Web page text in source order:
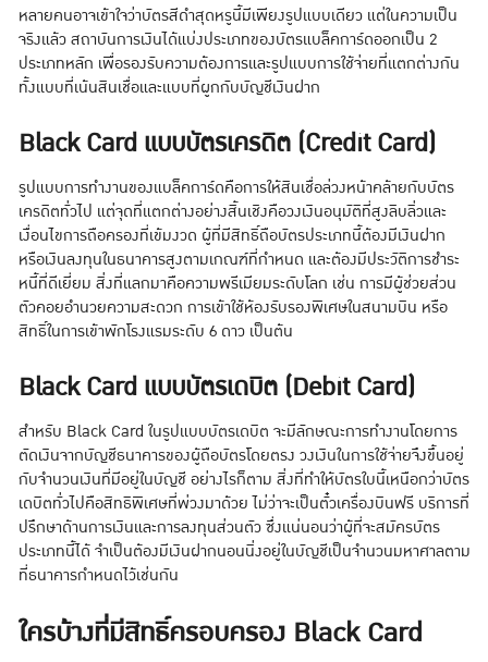
หลายคนอาจเข้าใจว่าบัตรสีดำสุดหรูนี้มีเพียงรูปแบบเดียว แต่ในความเป็น
จริงแล้ว สถาบันการเงินได้แบ่งประเภทของบัตรแบล็คการ์ดออกเป็น 2
ประเภทหลัก เพื่อรองรับความต้องการและรูปแบบการใช้จ่ายที่แตกต่างกัน
ทั้งแบบที่เน้นสินเชื่อและแบบที่ผูกกับบัญชีเงินฝาก
Black Card แบบบัตรเครดิต (Credit Card)
รูปแบบการทำงานของแบล็คการ์ดคือการให้สินเชื่อล่วงหน้าคล้ายกับบัตร
เครดิตทั่วไป แต่จุดที่แตกต่างอย่างสิ้นเชิงคือวงเงินอนุมัติที่สูงลิบลิ่วและ
เงื่อนไขการถือครองที่เข้มงวด ผู้ที่มีสิทธิ์ถือบัตรประเภทนี้ต้องมีเงินฝาก
หรือเงินลงทุนในธนาคารสูงตามเกณฑ์ที่กำหนด และต้องมีประวัติการชำระ
หนี้ที่ดีเยี่ยม สิ่งที่แลกมาคือความพรีเมียมระดับโลก เช่น การมีผู้ช่วยส่วน
ตัวคอยอำนวยความสะดวก การเข้าใช้ห้องรับรองพิเศษในสนามบิน หรือ
สิทธิ์ในการเข้าพักโรงแรมระดับ 6 ดาว เป็นต้น
Black Card แบบบัตรเดบิต (Debit Card)
สำหรับ Black Card ในรูปแบบบัตรเดบิต จะมีลักษณะการทำงานโดยการ
ตัดเงินจากบัญชีธนาคารของผู้ถือบัตรโดยตรง วงเงินในการใช้จ่ายจึงขึ้นอยู่
กับจำนวนเงินที่มีอยู่ในบัญชี อย่างไรก็ตาม สิ่งที่ทำให้บัตรใบนี้เหนือกว่าบัตร
เดบิตทั่วไปคือสิทธิพิเศษที่พ่วงมาด้วย ไม่ว่าจะเป็นตั๋วเครื่องบินฟรี บริการที่
ปรึกษาด้านการเงินและการลงทุนส่วนตัว ซึ่งแน่นอนว่าผู้ที่จะสมัครบัตร
ประเภทนี้ได้ จำเป็นต้องมีเงินฝากนอนนิ่งอยู่ในบัญชีเป็นจำนวนมหาศาลตาม
ที่ธนาคารกำหนดไว้เช่นกัน
ใครบ้างที่มีสิทธิ์ครอบครอง Black Card